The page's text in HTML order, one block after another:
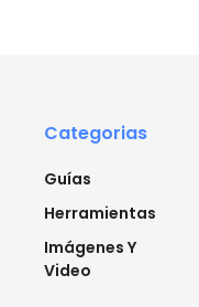
Categorias
Guías
Herramientas
Imágenes Y
Video